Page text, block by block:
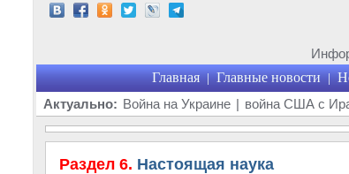
Главная | Главные новости |
Актуально: Война на Украине | война США с
Раздел 6. Настоящая наука